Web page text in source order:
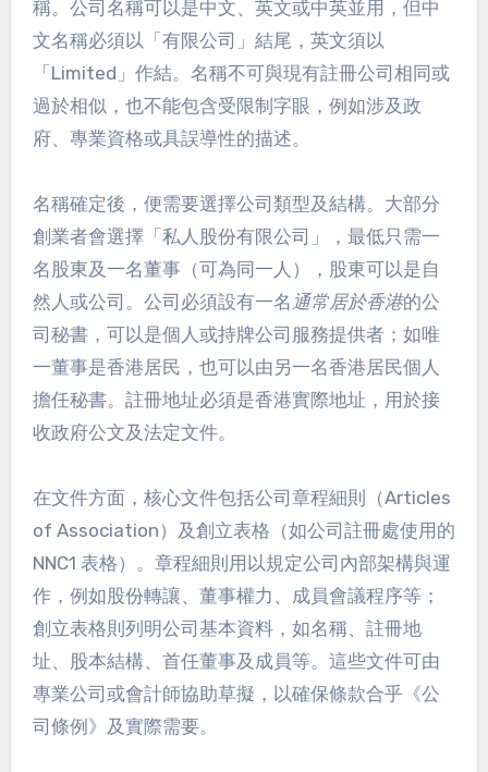
稱。公司名稱可以是中文、英文或中英並用，但中
文名稱必須以「有限公司」結尾，英文須以
「Limited」作結。名稱不可與現有註冊公司相同或
過於相似，也不能包含受限制字眼，例如涉及政
府、專業資格或具誤導性的描述。
名稱確定後，便需要選擇公司類型及結構。大部分
創業者會選擇「私人股份有限公司」，最低只需一
名股東及一名董事（可為同一人），股東可以是自
然人或公司。公司必須設有一名 通常居於香港的公
司秘書，可以是個人或持牌公司服務提供者；如唯
一董事是香港居民，也可以由另一名香港居民個人
擔任秘書。註冊地址必須是香港實際地址，用於接
收政府公文及法定文件。
在文件方面，核心文件包括公司章程細則（Articles
of Association）及創立表格（如公司註冊處使用的
NNC1 表格）。章程細則用以規定公司內部架構與運
作，例如股份轉讓、董事權力、成員會議程序等；
創立表格則列明公司基本資料，如名稱、註冊地
址、股本結構、首任董事及成員等。這些文件可由
專業公司或會計師協助草擬，以確保條款合乎《公
司條例》及實際需要。